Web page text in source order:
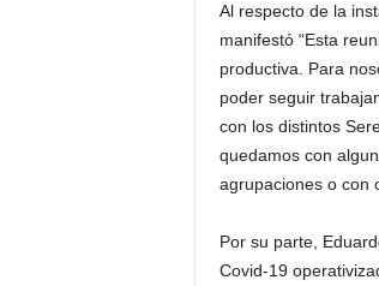
Al respecto de la
manifestó “Esta
productiva. Para
poder seguir
con los distintos
quedamos con
agrupaciones o con
Por su parte,
Covid-19